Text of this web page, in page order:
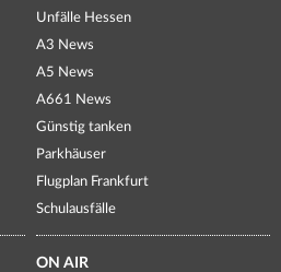
Unfälle Hessen
A3 News
A5 News
A661 News
Günstig tanken
Parkhäuser
Flugplan Frankfurt
Schulausfälle
ON AIR